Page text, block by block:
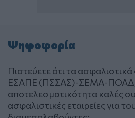
Ψηφοφορία
Πιστεύετε ότι τα
ΕΣΑΠΕ (ΠΣΣΑΣ)-ΣΕΜΑ-ΠΟΑΔ,
αποτελεσματικότητα καλές
ασφαλιστικές εταιρείες για